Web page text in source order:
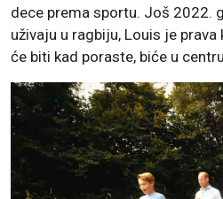
dece prema sportu. Još 2022.
uživaju u ragbiju, Louis je
će biti kad poraste, biće u